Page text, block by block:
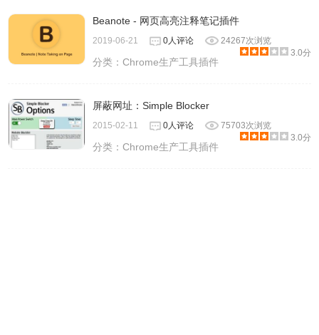
Beanote - 网页高亮注释笔记插件
2019-06-21 0人评论
24267次浏览
3.0分
分类：Chrome生产工具插件
屏蔽网址：Simple Blocker
2015-02-11 0人评论
75703次浏览
3.0分
分类：Chrome生产工具插件